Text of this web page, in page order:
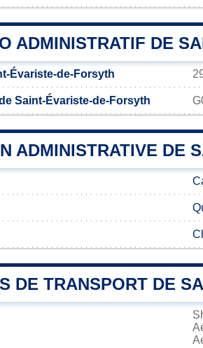
ADMINISTRATIF DE
Évariste-de-Forsyth
Saint-Évariste-de-Forsyth
ADMINISTRATIVE DE
DE TRANSPORT DE